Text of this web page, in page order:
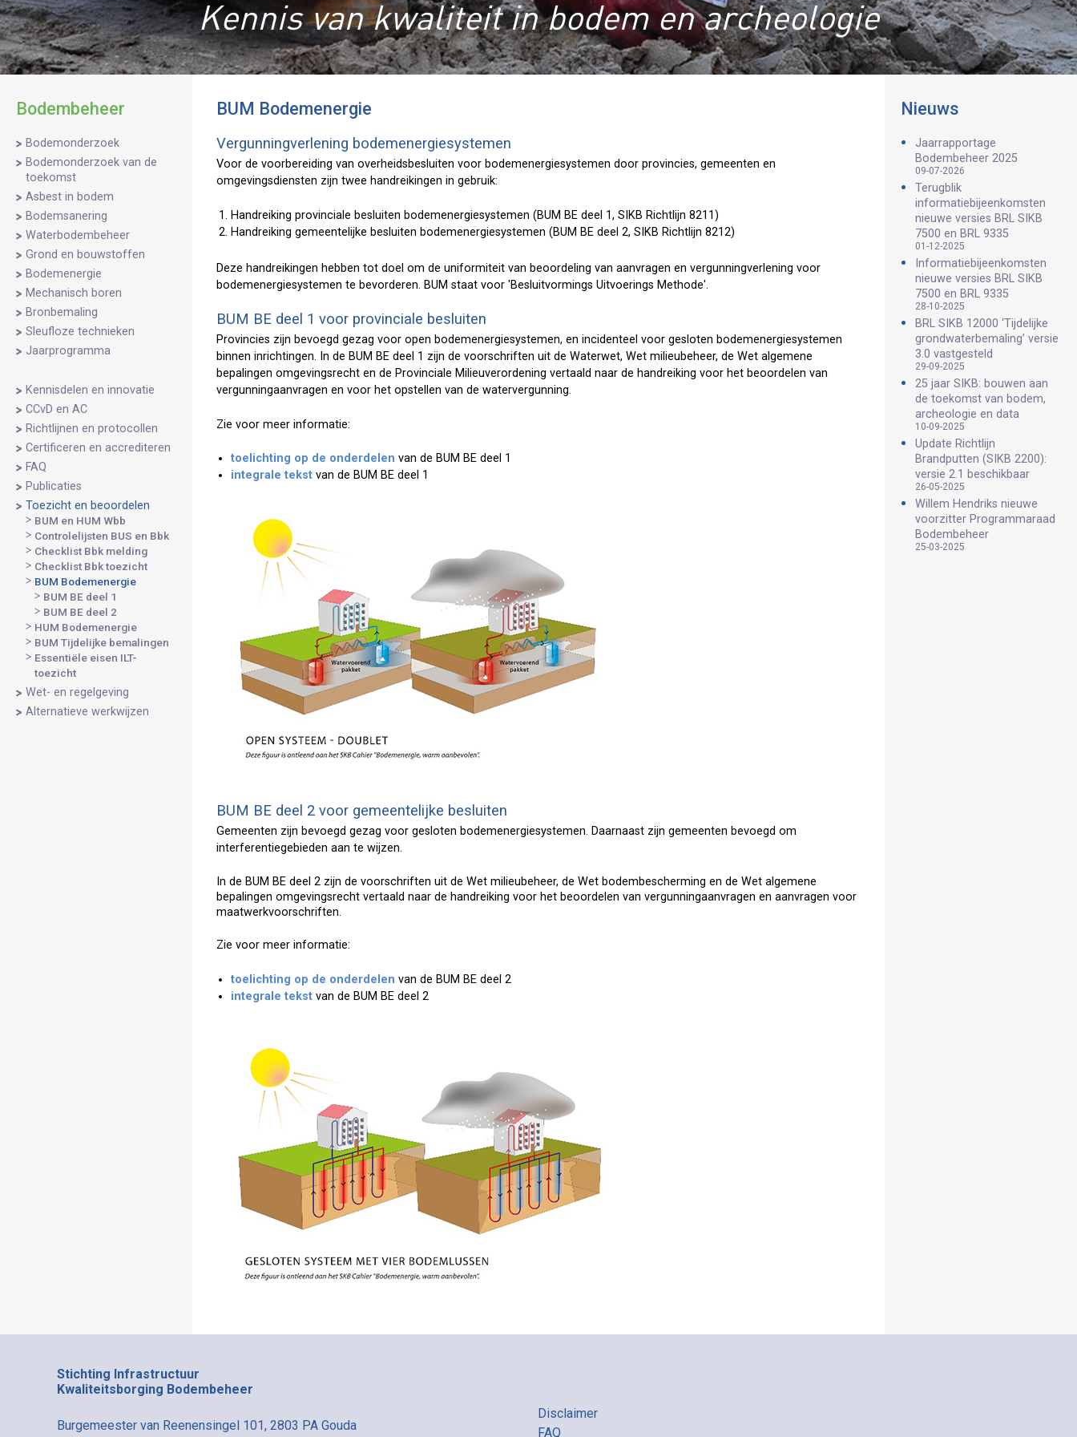
Kennis van kwaliteit in bodem en archeologie
Bodembeheer
Bodemonderzoek
Bodemonderzoek van de
toekomst
Asbest in bodem
Bodemsanering
Waterbodembeheer
Grond en bouwstoffen
Bodemenergie
Mechanisch boren
Bronbemaling
Sleufloze technieken
Jaarprogramma
Kennisdelen en innovatie
CCvD en AC
Richtlijnen en protocollen
Certificeren en accrediteren
FAQ
Publicaties
Toezicht en beoordelen
BUM en HUM Wbb
Controlelijsten BUS en Bbk
Checklist Bbk melding
Checklist Bbk toezicht
BUM Bodemenergie
BUM BE deel 1
BUM BE deel 2
HUM Bodemenergie
BUM Tijdelijke bemalingen
Essentiële eisen ILT-
toezicht
Wet- en regelgeving
Alternatieve werkwijzen
BUM Bodemenergie
Vergunningverlening bodemenergiesystemen
Voor de voorbereiding van overheidsbesluiten voor bodemenergiesystemen door provincies, gemeenten en
omgevingsdiensten zijn twee handreikingen in gebruik:
Handreiking provinciale besluiten bodemenergiesystemen (BUM BE deel 1, SIKB Richtlijn 8211)
Handreiking gemeentelijke besluiten bodemenergiesystemen (BUM BE deel 2, SIKB Richtlijn 8212)
Deze handreikingen hebben tot doel om de uniformiteit van beoordeling van aanvragen en vergunningverlening voor
bodemenergiesystemen te bevorderen. BUM staat voor 'Besluitvormings Uitvoerings Methode'.
BUM BE deel 1 voor provinciale besluiten
Provincies zijn bevoegd gezag voor open bodemenergiesystemen, en incidenteel voor gesloten bodemenergiesystemen
binnen inrichtingen. In de BUM BE deel 1 zijn de voorschriften uit de Waterwet, Wet milieubeheer, de Wet algemene
bepalingen omgevingsrecht en de Provinciale Milieuverordening vertaald naar de handreiking voor het beoordelen van
vergunningaanvragen en voor het opstellen van de watervergunning.
Zie voor meer informatie:
toelichting op de onderdelen van de BUM BE deel 1
integrale tekst van de BUM BE deel 1
BUM BE deel 2 voor gemeentelijke besluiten
Gemeenten zijn bevoegd gezag voor gesloten bodemenergiesystemen. Daarnaast zijn gemeenten bevoegd om
interferentiegebieden aan te wijzen.
In de BUM BE deel 2 zijn de voorschriften uit de Wet milieubeheer, de Wet bodembescherming en de Wet algemene
bepalingen omgevingsrecht vertaald naar de handreiking voor het beoordelen van vergunningaanvragen en aanvragen voor
maatwerkvoorschriften.
Zie voor meer informatie:
toelichting op de onderdelen van de BUM BE deel 2
integrale tekst van de BUM BE deel 2
Nieuws
Jaarrapportage
Bodembeheer 2025
09-07-2026
Terugblik
informatiebijeenkomsten
nieuwe versies BRL SIKB
7500 en BRL 9335
01-12-2025
Informatiebijeenkomsten
nieuwe versies BRL SIKB
7500 en BRL 9335
28-10-2025
BRL SIKB 12000 ‘Tijdelijke
grondwaterbemaling’ versie
3.0 vastgesteld
29-09-2025
25 jaar SIKB: bouwen aan
de toekomst van bodem,
archeologie en data
10-09-2025
Update Richtlijn
Brandputten (SIKB 2200):
versie 2.1 beschikbaar
26-05-2025
Willem Hendriks nieuwe
voorzitter Programmaraad
Bodembeheer
25-03-2025
Stichting Infrastructuur
Kwaliteitsborging Bodembeheer
Burgemeester van Reenensingel 101, 2803 PA Gouda
Disclaimer
FAQ